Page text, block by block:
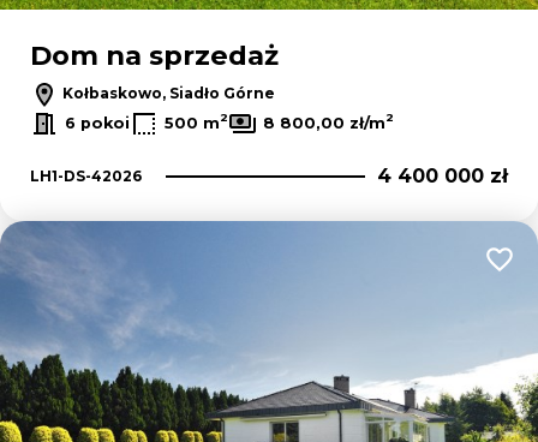
Dom na sprzedaż
Kołbaskowo, Siadło Górne
6 pokoi
500 m2 8 800,00 zł/m2
LH1-DS-42026 4 400 000 zł